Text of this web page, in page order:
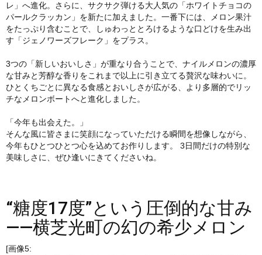
レ」へ進化。さらに、サクサク弾ける大人気の「ホワイトチョコの
パールクラッカン」を新たに加えました。一番下には、メロン果汁
をたっぷり含むことで、しゅわっととろけるような口どけを生み出
す「ジェノワーズフレーク」をプラス。
3つの「新しいおいしさ」が重なり合うことで、ナイルメロンの濃厚
な甘みと芳醇な香りをこれまで以上に引き立てる贅沢な味わいに。
ひとくちごとに異なる食感とおいしさが広がる、より多層的でリッ
チなメロンボートへと進化しました。
「今年も出会えた。」
そんな風に皆さまに笑顔になっていただける瞬間を想像しながら、
今年もひとつひとつ心を込めてお作りします。 3日間だけの特別な
美味しさに、ぜひ逢いにきてくださいね。
“糖度17度”という圧倒的な甘み
――横芝光町の幻の希少メロン
[画像5: